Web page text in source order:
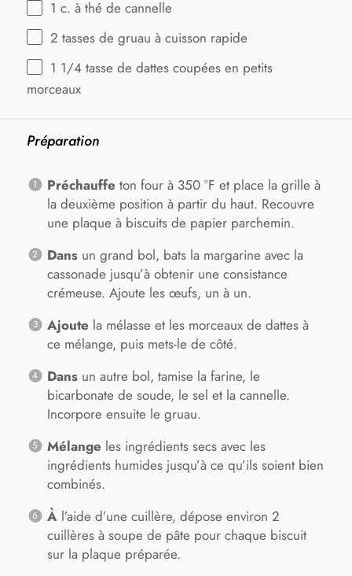
1 c. à thé de cannelle
2 tasses de gruau à cuisson rapide
1 1/4 tasse de dattes coupées en petits
morceaux
Préparation
Préchauffe ton four à 350 °F et place la grille à
la deuxième position à partir du haut. Recouvre
une plaque à biscuits de papier parchemin.
Dansun grand bol, bats la margarine avec la
cassonade jusqu’à obtenir une consistance
crémeuse. Ajoute les œufs, un à un.
Ajoute la mélasse et les morceaux de dattes à
ce mélange, puis mets-le de côté.
Dansun autre bol, tamise la farine, le
bicarbonate de soude, le sel et la cannelle.
Incorpore ensuite le gruau.
Mélange les ingrédients secs avec les
ingrédients humides jusqu’à ce qu’ils soient bien
combinés.
Àl’aide d’une cuillère, dépose environ 2
cuillères à soupe de pâte pour chaque biscuit
sur la plaque préparée.